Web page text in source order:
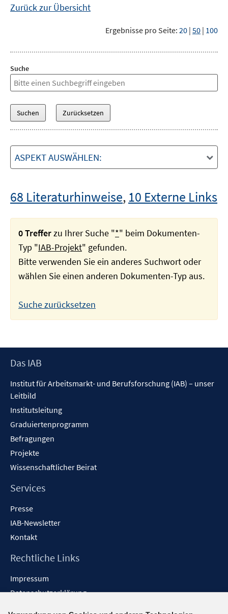
Zurück zur Übersicht
Ergebnisse pro Seite: 20 | 50 | 100
Suche
ASPEKT AUSWÄHLEN:
68 Literaturhinweise, 10 Externe Links
0 Trefferzu Ihrer Suche "*" beim Dokumenten-
Typ "IAB-Projekt" gefunden.
Bitte verwenden Sie ein anderes Suchwort oder
wählen Sie einen anderen Dokumenten-Typ aus.
Suche zurücksetzen
Footer
Das IAB
Institut für Arbeitsmarkt- und Berufsforschung (IAB) – unser
Leitbild
Institutsleitung
Graduiertenprogramm
Befragungen
Projekte
Wissenschaftlicher Beirat
Services
Presse
IAB-Newsletter
Kontakt
Rechtliche Links
Impressum
Datenschutzerklärung